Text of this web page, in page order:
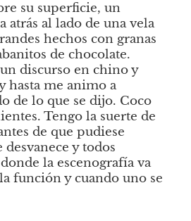
su superficie, un
atrás al lado de una vela
hechos con granas
de chocolate.
discurso en chino y
hasta me animo a
de lo que se dijo. Coco
Tengo la suerte de
de que pudiese
y todos
la escenografía va
función y cuando uno se